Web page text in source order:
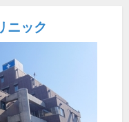
ニック